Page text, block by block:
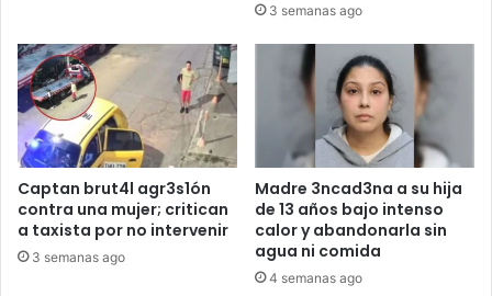
3 semanas ago
Captan brut4l agr3s1ón
contra una mujer; critican
a taxista por no intervenir
3 semanas ago
Madre 3ncad3na a su hija
de 13 años bajo intenso
calor y abandonarla sin
agua ni comida
4 semanas ago